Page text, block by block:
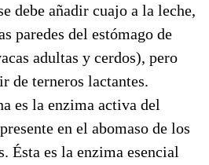
debe añadir cuajo a la leche,
paredes del estómago de
adultas y cerdos), pero
de terneros lactantes.
es la enzima activa del
en el abomaso de los
Ésta es la enzima esencial